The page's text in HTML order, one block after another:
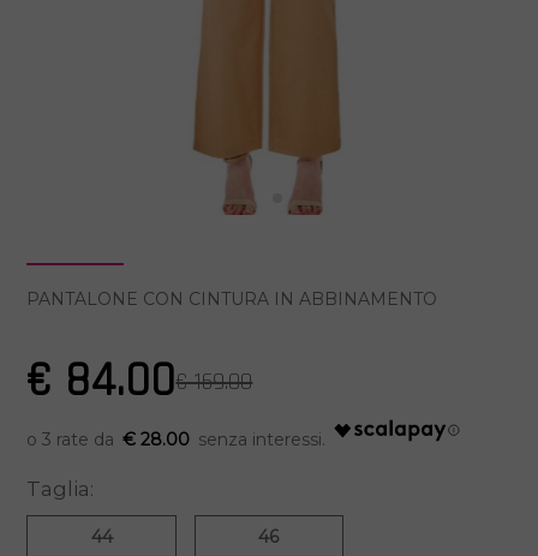
PANTALONE CON CINTURA IN ABBINAMENTO
€ 84.00€ 169.00
€ 28.00
Taglia:
44 46